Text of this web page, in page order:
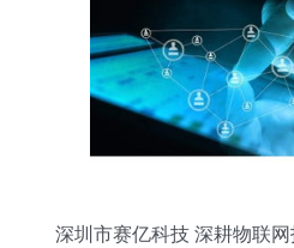
深圳市赛亿科技 深耕物联